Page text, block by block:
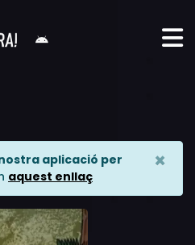
aplicació per
aquest enllaç
×